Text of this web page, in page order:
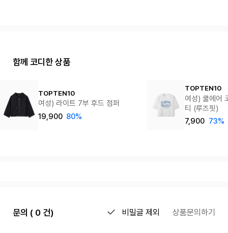
함께 코디한 상품
TOPTEN10
여성) 라이트 7부 후드 점퍼
19,900 80%
TOPTEN10
여성) 쿨에어
티 (루즈핏)
7,900 73%
문의 ( 0 건) 비밀글 제외 상품문의하기